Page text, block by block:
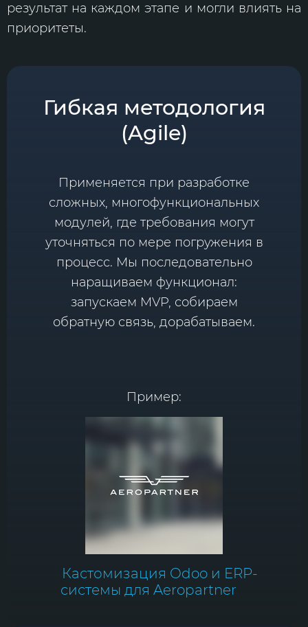
результат на каждом этапе и могли влиять на
приоритеты.
Гибкая методология
(Agile)
Применяется при разработке
сложных, многофункциональных
модулей, где требования могут
уточняться по мере погружения в
процесс. Мы последовательно
наращиваем функционал:
запускаем MVP, собираем
обратную связь, дорабатываем.
Пример:
Кастомизация Odoo и ERP-
системы для Aeropartner